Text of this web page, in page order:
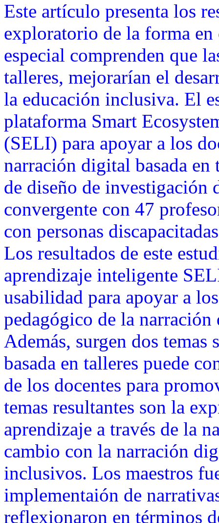
Este artículo presenta los
exploratorio de la forma en
especial comprenden que
talleres, mejorarían el
la educación inclusiva. El
plataforma Smart
(SELI) para apoyar a los
narración digital basada
de diseño de investigación
convergente con 47
con personas
Los resultados de este
aprendizaje inteligente
usabilidad para apoyar a
pedagógico de la
Además, surgen dos
basada en talleres puede
de los docentes para
temas resultantes son la
aprendizaje a través de la
cambio con la narración
inclusivos. Los maestros
implementaión de
reflexionaron en términos